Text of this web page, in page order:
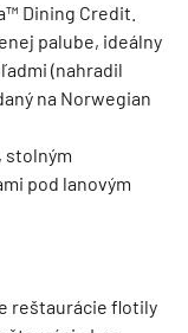
Dining Credit.
palube, ideálny
(nahradil
na Norwegian
stolným
pod lanovým
reštaurácie flotily